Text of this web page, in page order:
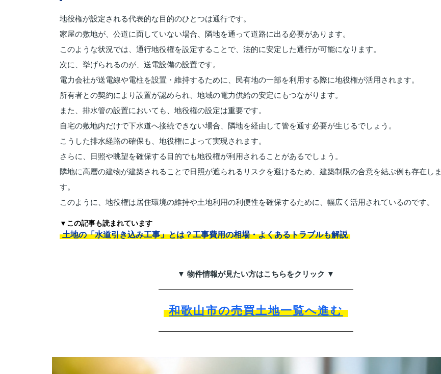
地役権が設定される代表的な目的のひとつは通行です。
家屋の敷地が、公道に面していない場合、隣地を通って道路に出る必要があります。
このような状況では、通行地役権を設定することで、法的に安定した通行が可能になります。
次に、挙げられるのが、送電設備の設置です。
電力会社が送電線や電柱を設置・維持するために、民有地の一部を利用する際に地役権が活用されます。
所有者との契約により設置が認められ、地域の電力供給の安定にもつながります。
また、排水管の設置においても、地役権の設定は重要です。
自宅の敷地内だけで下水道へ接続できない場合、隣地を経由して管を通す必要が生じるでしょう。
こうした排水経路の確保も、地役権によって実現されます。
さらに、日照や眺望を確保する目的でも地役権が利用されることがあるでしょう。
隣地に高層の建物が建築されることで日照が遮られるリスクを避けるため、建築制限の合意を結ぶ例も存在しま
す。
このように、地役権は居住環境の維持や土地利用の利便性を確保するために、幅広く活用されているのです。
▼この記事も読まれています
土地の「水道引き込み工事」とは？工事費用の相場・よくあるトラブルも解説
▼ 物件情報が見たい方はこちらをクリック ▼
和歌山市の売買土地一覧へ進む